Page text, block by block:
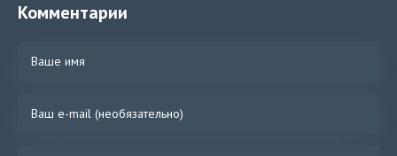
Комментарии